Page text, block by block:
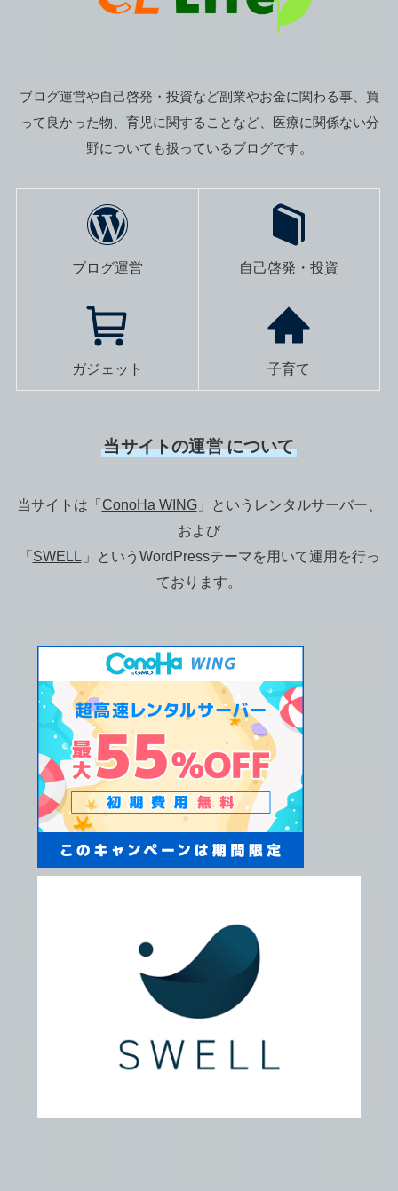
ブログ運営や自己啓発・投資など副業やお金に関わる事、買
って良かった物、育児に関することなど、医療に関係ない分
野についても扱っているブログです。
ブログ運営 自己啓発・投資
ガジェット 子育て
当サイトの運営について
当サイトは「 ConoHa WING」というレンタルサーバー、
および
「 SWELL 」というWordPressテーマを用いて運用を行っ
ております。